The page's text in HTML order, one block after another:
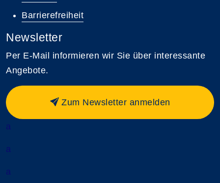
Barrierefreiheit
Newsletter
Per E-Mail informieren wir Sie über interessante
Angebote.
Zum Newsletter anmelden
a
a
a